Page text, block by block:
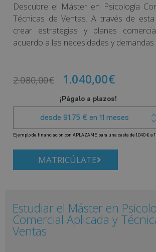
de un
Descubre el Máster en Psicología
Técnicas de Ventas. A través de
crear estrategias y planes
acuerdo a las necesidades y
2.080,00€ 1.040,00€
MATRICÚLATE
Estudiar el Máster en
Comercial Aplicada y
Ventas